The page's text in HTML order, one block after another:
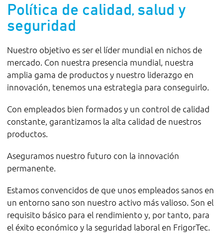
Política de calidad, salud y
seguridad
Nuestro objetivo es ser el líder mundial en nichos de
mercado. Con nuestra presencia mundial, nuestra
amplia gama de productos y nuestro liderazgo en
innovación, tenemos una estrategia para conseguirlo.
Con empleados bien formados y un control de calidad
constante, garantizamos la alta calidad de nuestros
productos.
Aseguramos nuestro futuro con la innovación
permanente.
Estamos convencidos de que unos empleados sanos en
un entorno sano son nuestro activo más valioso. Son el
requisito básico para el rendimiento y, por tanto, para
el éxito económico y la seguridad laboral en FrigorTec.